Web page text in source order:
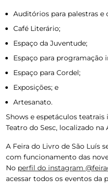
Auditórios para palestras e
Café Literário;
Espaço da Juventude;
Espaço para programação
Espaço para Cordel;
Exposições; e
Artesanato.
Shows e espetáculos
Teatro do Sesc, localizado na
A Feira do Livro de São Luís
com funcionamento das
No perfil do instagram
acessar todos os eventos da